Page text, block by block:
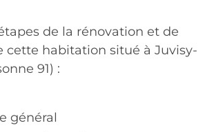
de la rénovation et de
cette habitation situé à Juvisy-
91) :
général